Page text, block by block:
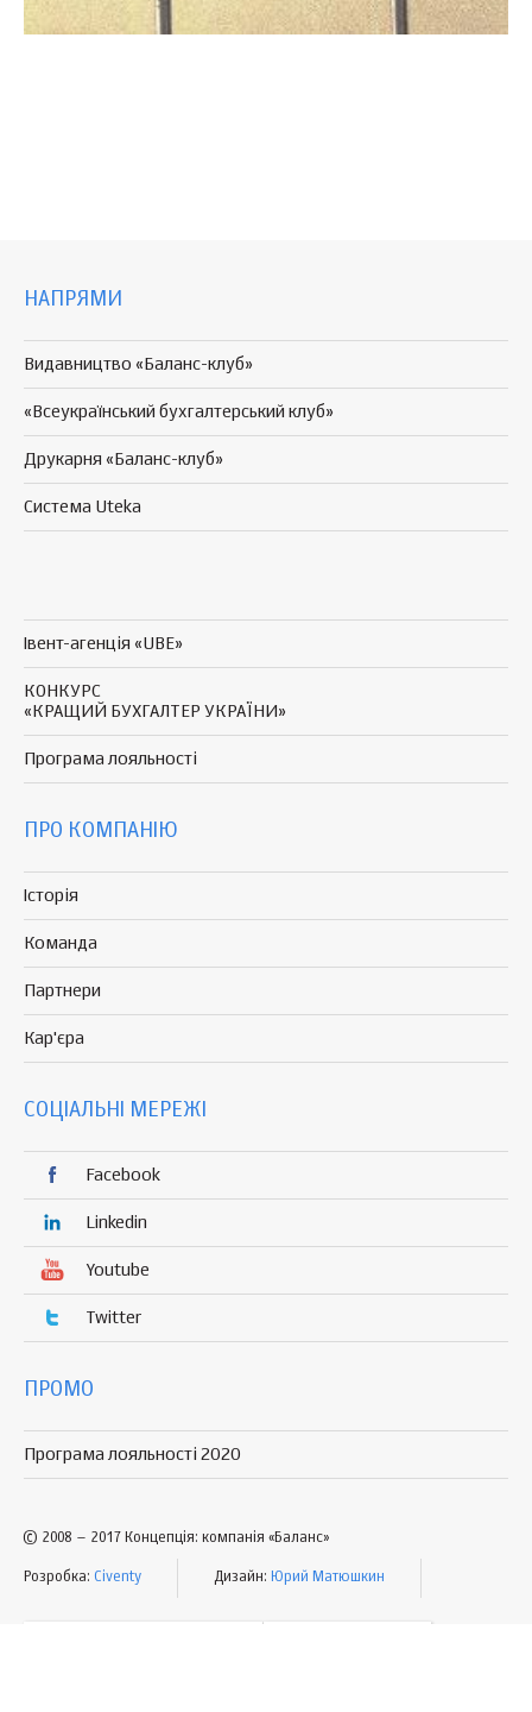
НАПРЯМИ
Видавництво «Баланс-клуб»
«Всеукраїнський бухгалтерський клуб»
Друкарня «Баланс-клуб»
Система Uteka
Івент-агенція «UBE»
КОНКУРС
«КРАЩИЙ БУХГАЛТЕР УКРАЇНИ»
Програма лояльності
ПРО КОМПАНІЮ
Історія
Команда
Партнери
Кар'єра
СОЦІАЛЬНІ МЕРЕЖІ
Facebook
Linkedin
Youtube
Twitter
ПРОМО
Програма лояльності 2020
© 2008 – 2017 Концепція: компанія «Баланс»
Розробка: Civenty Дизайн: Юрий Матюшкин